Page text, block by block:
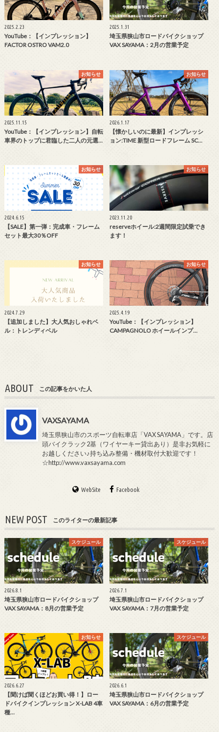
2025.2.23
YouTube：【インプレッション】
FACTOR OSTRO VAM2.0
2025.1.31
埼玉県狭山市ロードバイクショップ
VAX SAYAMA：2月の営業予定
お知らせ
2025.11.15
YouTube：【インプレッション】自転
車界のトップに君臨した二人の元選…
お知らせ
2026.1.17
【懐かしいのに最新】インプレッシ
ョン:TIME 新型ロードフレーム SC…
お知らせ
2024.6.15
【SALE】第一弾：完成車・フレーム
セット最大30％OFF
お知らせ
2023.11.20
reserveホイール:2週間限定試乗でき
ます！
お知らせ
2024.7.29
【追加しました】大人気おしゃれベ
ル：トレンディベル
お知らせ
2025.4.19
YouTube：【インプレッション】
CAMPAGNOLO ホイールインプ…
ABOUT この記事をかいた人
VAXSAYAMA
埼玉県狭山市のスポーツ自転車店「VAX SAYAMA」です。店
頭バイクラック2基（ワイヤーキー貸出あり）是非お気軽に
お越しください♪持ち込み整備・機材取付大歓迎です！
☆http://www.vaxsayama.com
WebSite Facebook
NEW POST このライターの最新記事
スケジュール
2026.8.1
埼玉県狭山市ロードバイクショップ
VAX SAYAMA：8月の営業予定
スケジュール
2026.7.1
埼玉県狭山市ロードバイクショップ
VAX SAYAMA：7月の営業予定
お知らせ
2026.6.27
【聞けば聞くほどお買い得！】ロー
ドバイクインプレッション X-LAB 4車
種…
スケジュール
2026.6.1
埼玉県狭山市ロードバイクショップ
VAX SAYAMA：6月の営業予定